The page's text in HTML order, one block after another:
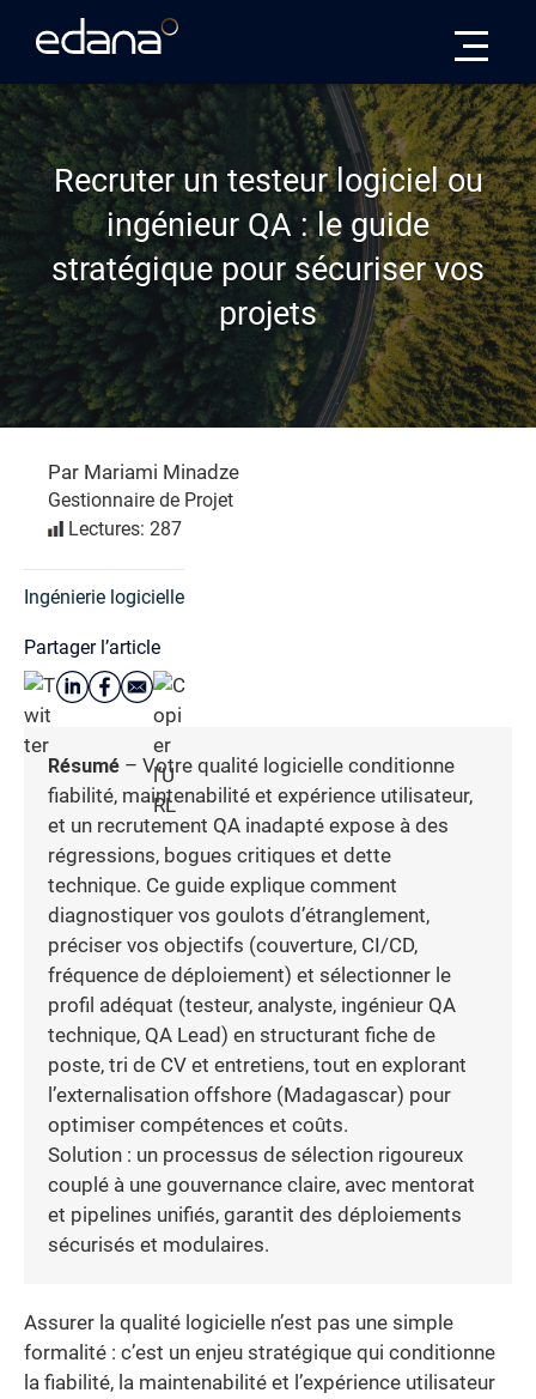
Recruter un testeur logiciel ou
ingénieur QA : le guide
stratégique pour sécuriser vos
projets
Par Mariami Minadze
Gestionnaire de Projet
Lectures: 287
Ingénierie logicielle
Partager l’article
Résumé – Votre qualité logicielle conditionne
fiabilité, maintenabilité et expérience utilisateur,
et un recrutement QA inadapté expose à des
régressions, bogues critiques et dette
technique. Ce guide explique comment
diagnostiquer vos goulots d’étranglement,
préciser vos objectifs (couverture, CI/CD,
fréquence de déploiement) et sélectionner le
profil adéquat (testeur, analyste, ingénieur QA
technique, QA Lead) en structurant fiche de
poste, tri de CV et entretiens, tout en explorant
l’externalisation offshore (Madagascar) pour
optimiser compétences et coûts.
Solution : un processus de sélection rigoureux
couplé à une gouvernance claire, avec mentorat
et pipelines unifiés, garantit des déploiements
sécurisés et modulaires.
Assurer la qualité logicielle n’est pas une simple
formalité : c’est un enjeu stratégique qui conditionne
la fiabilité, la maintenabilité et l’expérience utilisateur